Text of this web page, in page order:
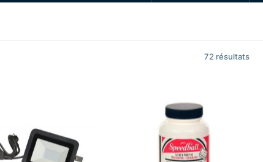
72 résultats